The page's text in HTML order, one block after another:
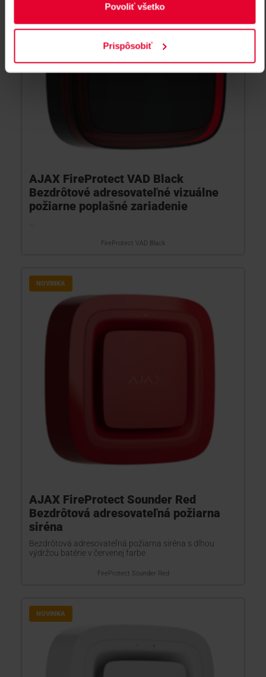
Povoliť všetko
Prispôsobiť
AJAX FireProtect VAD Black
Bezdrôtové adresovateľné vizuálne
požiarne poplašné zariadenie
FireProtect VAD Black
NOVINKA
AJAX FireProtect Sounder Red
Bezdrôtová adresovateľná požiarna
siréna
Bezdrôtová adresovateľná požiarna siréna s dlhou
výdržou batérie v červenej farbe
FireProtect Sounder Red
NOVINKA